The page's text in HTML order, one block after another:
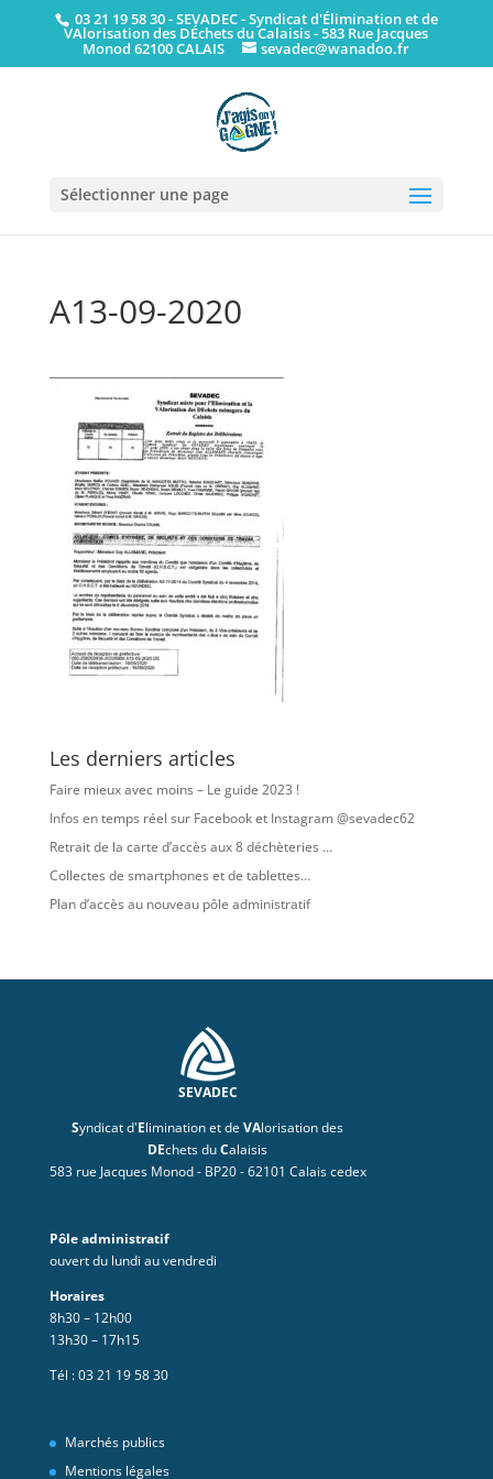
03 21 19 58 30- SEVADEC - Syndicat d'Élimination et de
VAlorisation des DÉchets du Calaisis - 583 Rue Jacques
Monod 62100 CALAIS sevadec@wanadoo.fr
Sélectionner une page
A13-09-2020
Les derniers articles
Faire mieux avec moins – Le guide 2023 !
Infos en temps réel sur Facebook et Instagram @sevadec62
Retrait de la carte d’accès aux 8 déchèteries …
Collectes de smartphones et de tablettes…
Plan d’accès au nouveau pôle administratif
SEVADEC
Syndicat d'Elimination et deVAlorisation des
DEchets duCalaisis
583 rue Jacques Monod - BP20 - 62101 Calais cedex
Pôle administratif
ouvert du lundi au vendredi
Horaires
8h30 – 12h00
13h30 – 17h15
Tél :03 21 19 58 30
Marchés publics
Mentions légales